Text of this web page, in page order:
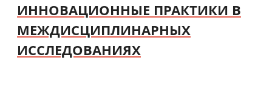
ИННОВАЦИОННЫЕ ПРАКТИКИ В
МЕЖДИСЦИПЛИНАРНЫХ
ИССЛЕДОВАНИЯХ